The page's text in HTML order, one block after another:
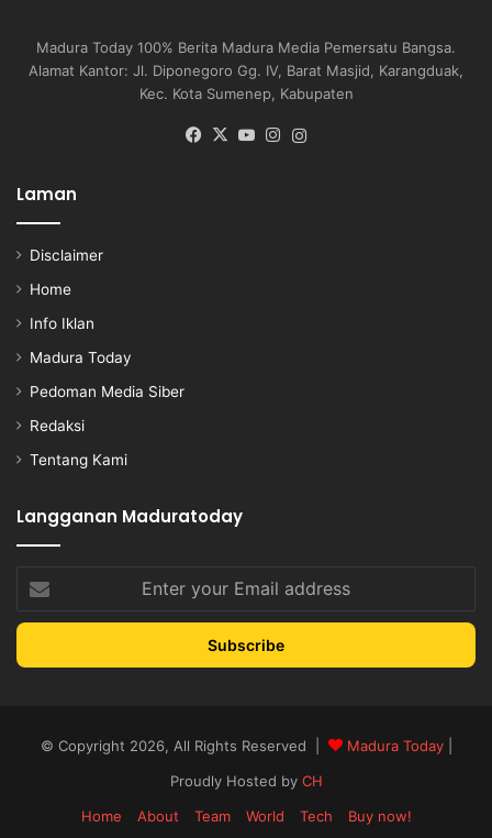
Madura Today 100% Berita Madura Media Pemersatu Bangsa.
Alamat Kantor: Jl. Diponegoro Gg. IV, Barat Masjid, Karangduak,
Kec. Kota Sumenep, Kabupaten
Facebook
X YouTubeInstagram
Laman
Disclaimer
Home
Info Iklan
Madura Today
Pedoman Media Siber
Redaksi
Tentang Kami
Langganan Maduratoday
your
Email
© Copyright 2026, All Rights Reserved | Madura Today
Proudly Hosted by CH
Home
About Team World Tech Buy now!